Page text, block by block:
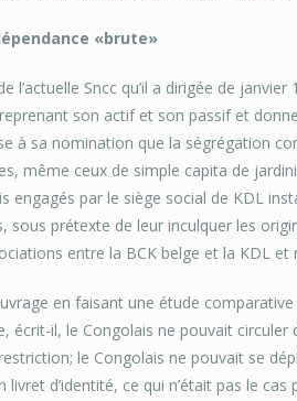
«brute»
l’actuelle Sncc qu’il a dirigée de
son actif et son passif et
à sa nomination que la ségrégation
même ceux de simple capita de
engagés par le siège social de KDL
sous prétexte de leur inculquer les
entre la BCK belge et la KDL
en faisant une étude
écrit-il, le Congolais ne pouvait
le Congolais ne pouvait se
livret d’identité, ce qui n’était pas le